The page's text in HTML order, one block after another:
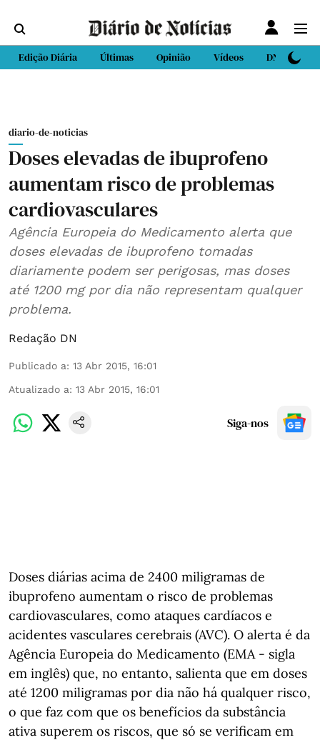
Edição Diária Últimas Opinião Vídeos DN Sport
diario-de-noticias
Doses elevadas de ibuprofeno
aumentam risco de problemas
cardiovasculares
Agência Europeia do Medicamento alerta que
doses elevadas de ibuprofeno tomadas
diariamente podem ser perigosas, mas doses
até 1200 mg por dia não representam qualquer
problema.
Redação DN
Publicado a: 13 Abr 2015, 16:01
Atualizado a: 13 Abr 2015, 16:01
Siga-nos
Doses diárias acima de 2400 miligramas de
ibuprofeno aumentam o risco de problemas
cardiovasculares, como ataques cardíacos e
acidentes vasculares cerebrais (AVC). O alerta é da
Agência Europeia do Medicamento (EMA - sigla
em inglês) que, no entanto, salienta que em doses
até 1200 miligramas por dia não há qualquer risco,
o que faz com que os benefícios da substância
ativa superem os riscos, que só se verificam em